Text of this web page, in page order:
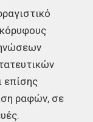
επίσης
ραφών, σε